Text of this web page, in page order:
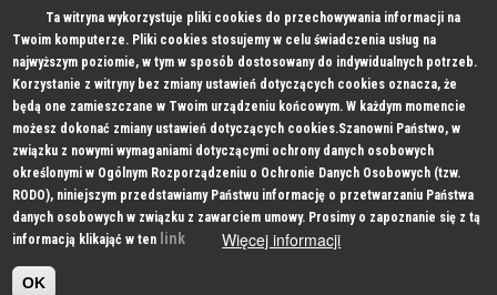
Ta witryna wykorzystuje pliki cookies do przechowywania informacji na
Twoim komputerze. Pliki cookies stosujemy w celu świadczenia usług na
najwyższym poziomie, w tym w sposób dostosowany do indywidualnych potrzeb.
Korzystanie z witryny bez zmiany ustawień dotyczących cookies oznacza, że
będą one zamieszczane w Twoim urządzeniu końcowym. W każdym momencie
możesz dokonać zmiany ustawień dotyczących cookies.Szanowni Państwo, w
związku z nowymi wymaganiami dotyczącymi ochrony danych osobowych
określonymi w Ogólnym Rozporządzeniu o Ochronie Danych Osobowych (tzw.
RODO), niniejszym przedstawiamy Państwu informację o przetwarzaniu Państwa
danych osobowych w związku z zawarciem umowy. Prosimy o zapoznanie się z tą
informacją klikająć w ten link Więcej informacji
OK